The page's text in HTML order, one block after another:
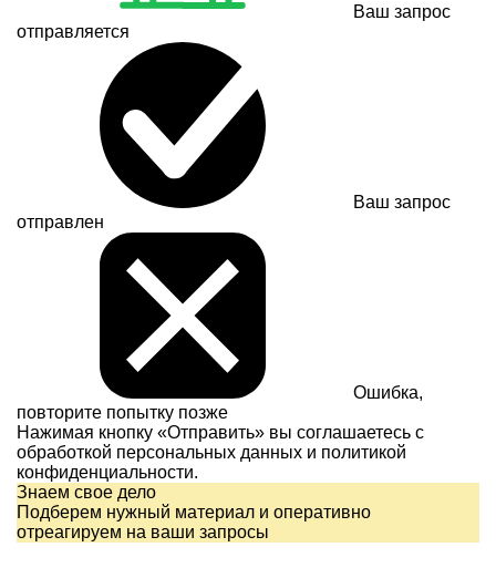
Ваш запрос
отправляется
Ваш запрос
отправлен
Ошибка,
повторите попытку позже
Нажимая кнопку «Отправить» вы соглашаетесь с
обработкой персональных данных и политикой
конфиденциальности.
Знаем свое дело
Подберем нужный материал и оперативно
отреагируем на ваши запросы